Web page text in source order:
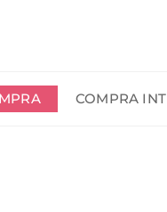
COMPRA INT